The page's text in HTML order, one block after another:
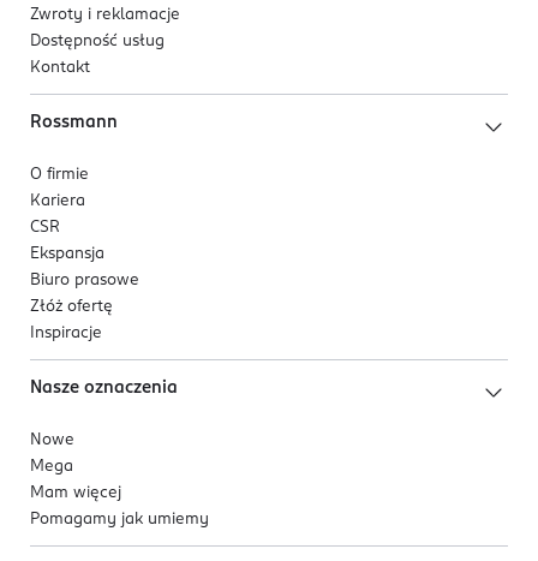
Zwroty i reklamacje
Dostępność usług
Kontakt
Rossmann
O firmie
Kariera
CSR
Ekspansja
Biuro prasowe
Złóż ofertę
Inspiracje
Nasze oznaczenia
Nowe
Mega
Mam więcej
Pomagamy jak umiemy